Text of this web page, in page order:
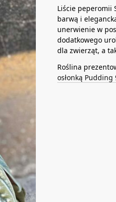
Liście peperomii
barwą i
unerwienie w
dodatkowego
dla zwierząt, a
Roślina
osłonką Pudding